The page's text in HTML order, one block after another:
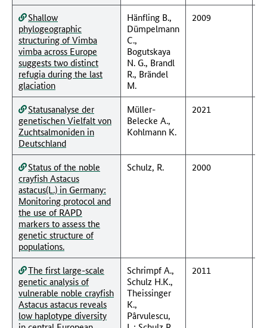
Shallow
phylogeographic
structuring of Vimba
vimba across Europe
suggests two distinct
refugia during the last
glaciation
Hänfling B.,
Dümpelmann
C.,
Bogutskaya
N. G., Brandl
R., Brändel
M.
2009
Statusanalyse der
genetischen Vielfalt von
Zuchtsalmoniden in
Deutschland
Müller-
Belecke A.,
Kohlmann K.
2021
Status of the noble
crayfish Astacus
astacus(L.) in Germany:
Monitoring protocol and
the use of RAPD
markers to assess the
genetic structure of
populations.
Schulz, R. 2000
The first large-scale
genetic analysis of
vulnerable noble crayfish
Astacus astacus reveals
low haplotype diversity
Schrimpf A.,
Schulz H.K.,
Theissinger
K.,
Pârvulescu,
2011